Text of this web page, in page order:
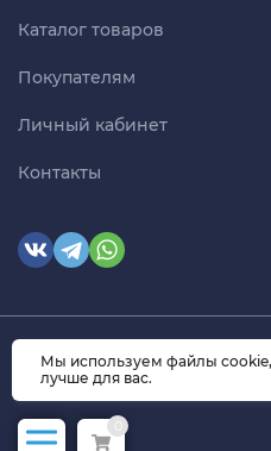
Каталог товаров
Покупателям
Личный кабинет
Контакты
© 2026
Мы используем файлы
лучше для вас.